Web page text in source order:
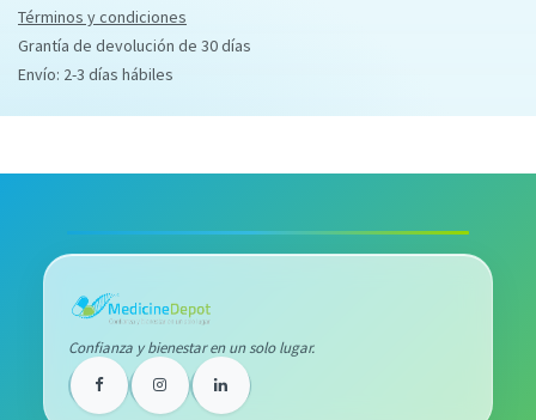
Términos y condiciones
Grantía de devolución de 30 días
Envío: 2-3 días hábiles
Confianza y bienestar en un solo lugar.